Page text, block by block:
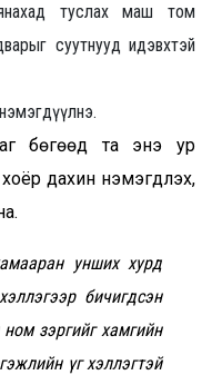
туслах маш том
суутнууд идэвхтэй
бөгөөд та энэ ур
дахин нэмэгдүүлэх,
унших хурд
бичигдсэн
зэргийг хамгийн
үг хэллэгтэй